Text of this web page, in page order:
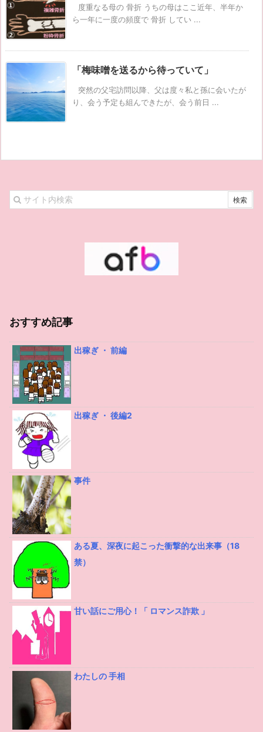
度重なる母の 骨折 うちの母はここ近年、半年か
ら一年に一度の頻度で 骨折 してい ...
「梅味噌を送るから待っていて」
突然の父宅訪問以降、父は度々私と孫に会いたが
り、会う予定も組んできたが、会う前日 ...
おすすめ記事
出稼ぎ ・ 前編
出稼ぎ ・ 後編2
事件
ある夏、深夜に起こった衝撃的な出来事（18
禁）
甘い話にご用心！「 ロマンス詐欺 」
わたしの 手相